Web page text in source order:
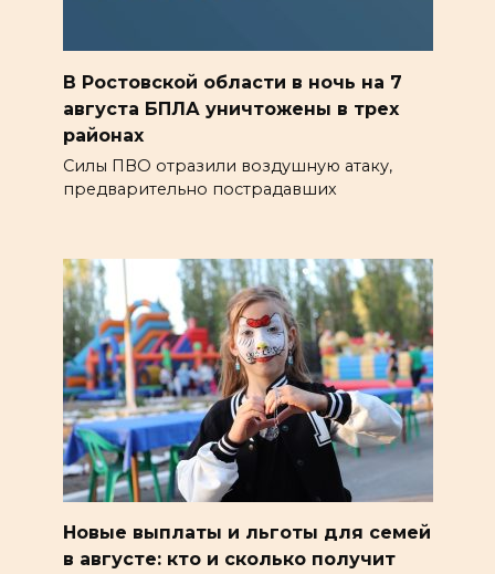
В Ростовской области в ночь на 7
августа БПЛА уничтожены в трех
районах
Силы ПВО отразили воздушную атаку,
предварительно пострадавших
Новые выплаты и льготы для семей
в августе: кто и сколько получит